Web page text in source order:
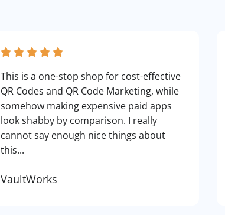
This is a one-stop shop for cost-effective
QR Codes and QR Code Marketing, while
somehow making expensive paid apps
look shabby by comparison. I really
cannot say enough nice things about
this...
VaultWorks